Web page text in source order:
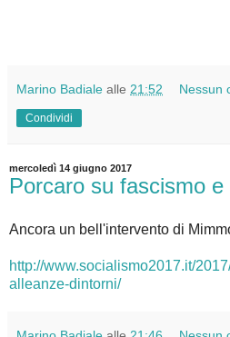
Marino Badiale alle 21:52 Nessun
Condividi
mercoledì 14 giugno 2017
Porcaro su fascismo e
Ancora un bell'intervento di
http://www.socialismo2017.it/
alleanze-dintorni/